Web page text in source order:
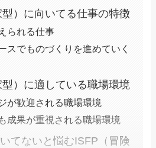
）に向いてる仕事の特徴
られる仕事
スでものづくりを進めていく
）に適している職場環境
が歓迎される職場環境
成果が重視される職場環境
てないと悩むISFP（冒険